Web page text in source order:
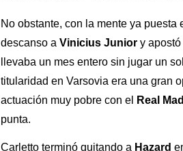
No obstante, con la mente ya puesta
descanso a Vinicius Junior y apostó
llevaba un mes entero sin jugar un
titularidad en Varsovia era una gran
actuación muy pobre con el
Real
punta.
Carletto terminó quitando a Hazard